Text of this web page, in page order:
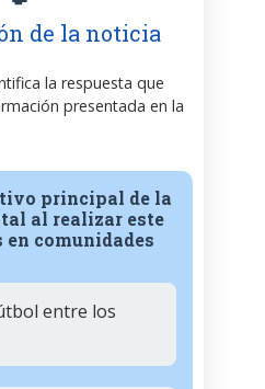
de la noticia
la respuesta que
presentada en la
principal de la
al realizar este
comunidades
entre los